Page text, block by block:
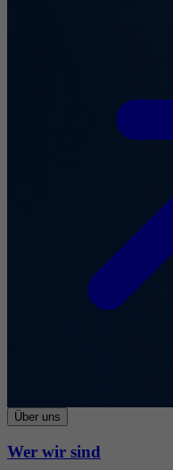
Über uns
Wer wir sind